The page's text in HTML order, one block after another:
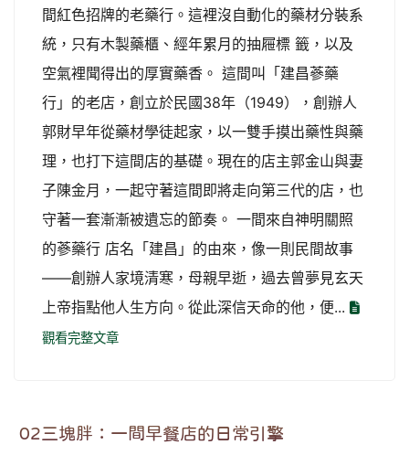
間紅色招牌的老藥行。這裡沒自動化的藥材分裝系
統，只有木製藥櫃、經年累月的抽屜標 籤，以及
空氣裡聞得出的厚實藥香。 這間叫「建昌蔘藥
行」的老店，創立於民國38年（1949），創辦人
郭財早年從藥材學徒起家，以一雙手摸出藥性與藥
理，也打下這間店的基礎。現在的店主郭金山與妻
子陳金月，一起守著這間即將走向第三代的店，也
守著一套漸漸被遺忘的節奏。 一間來自神明關照
的蔘藥行 店名「建昌」的由來，像一則民間故事
——創辦人家境清寒，母親早逝，過去曾夢見玄天
上帝指點他人生方向。從此深信天命的他，便...
觀看完整文章
02三塊胖：一間早餐店的日常引擎